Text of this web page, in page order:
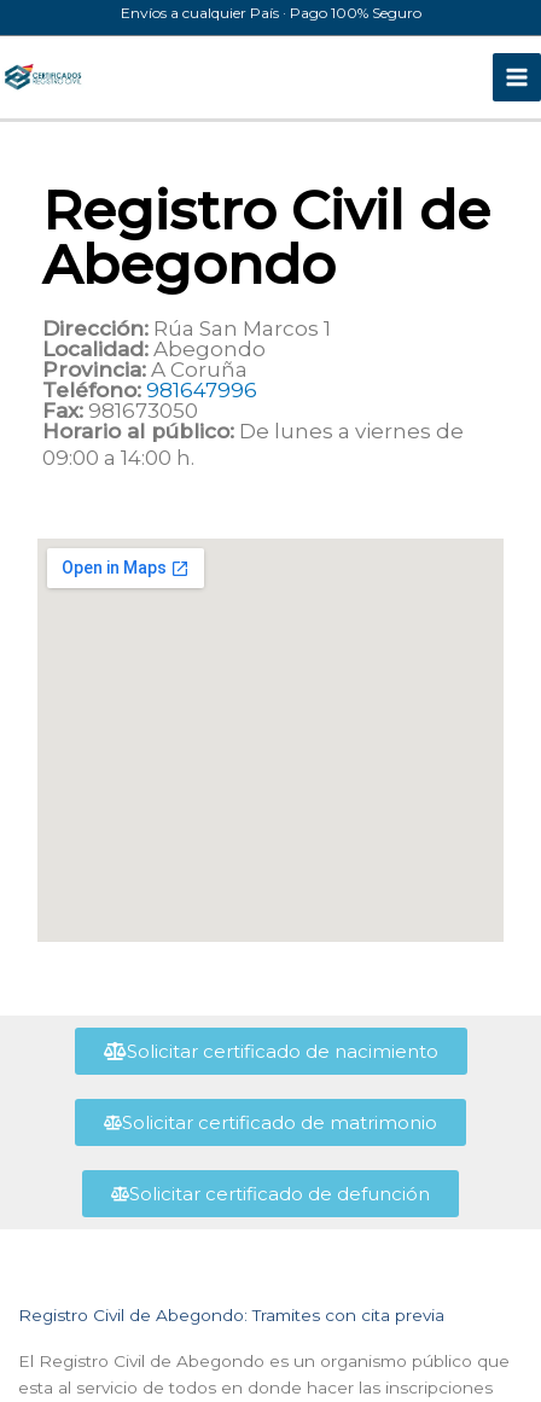
al
contenido
Envíos a cualquier País · Pago 100% Seguro
Registro Civil de
Abegondo
Dirección: Rúa San Marcos 1
Localidad: Abegondo
Provincia: A Coruña
Teléfono: 981647996
Fax: 981673050
Horario al público: De lunes a viernes de
09:00 a 14:00 h.
Solicitar certificado de nacimiento
Solicitar certificado de matrimonio
Solicitar certificado de defunción
Registro Civil de Abegondo: Tramites con cita previa
El Registro Civil de Abegondo es un organismo público que
esta al servicio de todos en donde hacer las inscripciones